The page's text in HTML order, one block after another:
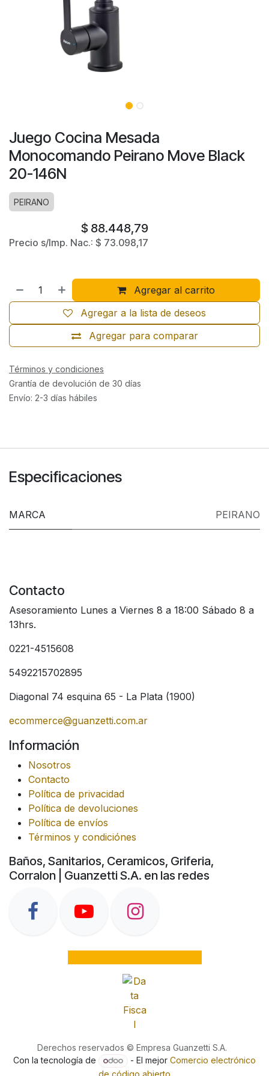
Juego Cocina Mesada
Monocomando Peirano Move Black
20-146N
PEIRANO
$ 88.448,79
Precio s/Imp. Nac.: $ 73.098,17
Agregar al carrito
Agregar para comparar
Agregar a la lista de deseos
Términos y condiciones
Grantía de devolución de 30 días
Envío: 2-3 días hábiles
Especificaciones
MARCA PEIRANO
Contacto
Asesoramiento Lunes a Viernes 8 a 18:00 Sábado 8 a
13hrs.
0221-4515608
5492215702895
Diagonal 74 esquina 65 - La Plata (1900)
ecommerce@guanzetti.com.ar
Información
Nosotros
Contacto
Política de privacidad
Política de devoluciones
Política de envíos
Términos y condiciónes
Baños, Sanitarios, Ceramicos, Griferia,
Corralon | Guanzetti S.A. en las redes
Derechos reservados © Empresa Guanzetti S.A.
Con la tecnología de
- El mejor Comercio electrónico
de código abierto